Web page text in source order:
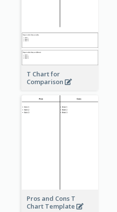
T Chart for
Comparison
Pros and Cons T
Chart Template